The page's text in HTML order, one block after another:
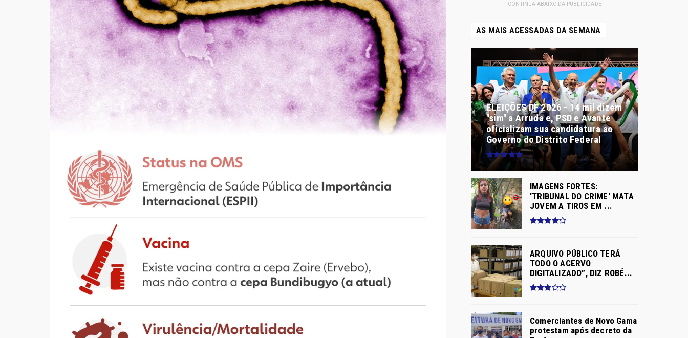
- CONTINUA ABAIXO DA PUBLICIDADE -
AS MAIS ACESSADAS DA SEMANA
ELEIÇÕES DF 2026 - 14 mil dizem
"sim" a Arruda e, PSD e Avante
oficializam sua candidatura ao
Governo do Distrito Federal
IMAGENS FORTES:
'TRIBUNAL DO CRIME' MATA
JOVEM A TIROS EM ...
ARQUIVO PÚBLICO TERÁ
TODO O ACERVO
DIGITALIZADO”, DIZ ROBÉ...
Comerciantes de Novo Gama
protestam após decreto da